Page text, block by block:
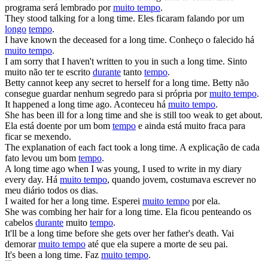
programa será lembrado pormuito tempo.
They stood talking fora long time. Eles ficaram falando por um
longo tempo.
I have known the deceased fora long time. Conheço o falecido há
muito tempo.
I am sorry that I haven't written to you in such a long time. Sinto
muito não ter te escrito durante tanto tempo.
Betty cannot keep any secret to herself fora long time. Betty não
consegue guardar nenhum segredo para si própria pormuito tempo.
It happened a long time ago. Aconteceu há muito tempo.
She has been ill fora long time and she is still too weak to get about.
Ela está doente por um bom tempo e ainda está muito fraca para
ficar se mexendo.
The explanation of each fact took a long time. A explicação de cada
fato levou um bom tempo.
A long time ago when I was young, I used to write in my diary
every day. Há muito tempo, quando jovem, costumava escrever no
meu diário todos os dias.
I waited for hera long time. Esperei muito tempo por ela.
She was combing her hair fora long time. Ela ficou penteando os
cabelos durante muito tempo.
It'll be a long time before she gets over her father's death. Vai
demorarmuito tempo até que ela supere a morte de seu pai.
It's been a long time. Faz muito tempo.